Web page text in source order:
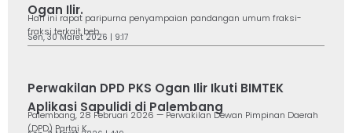
Ogan Ilir.
Hari ini rapat paripurna penyampaian pandangan umum fraksi-
fraksi terkait beb...
Sen, 30 Maret 2026 | 9:17
Perwakilan DPD PKS Ogan Ilir Ikuti BIMTEK
Aplikasi Sapulidi di Palembang
Palembang, 28 Februari 2026 — Perwakilan Dewan Pimpinan Daerah
(DPD) Partai K...